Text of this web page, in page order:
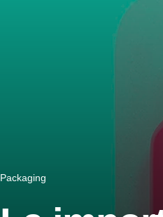
Packaging